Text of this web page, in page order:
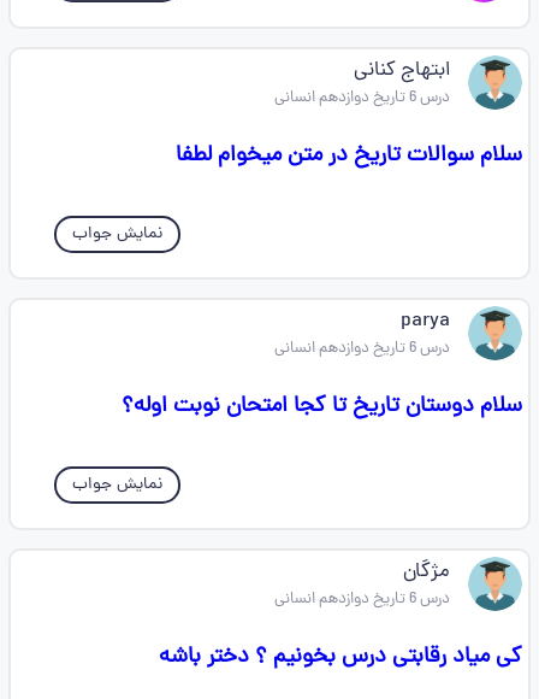
ابتهاج کنانی
درس 6 تاریخ دوازدهم انسانی
سلام سوالات تاریخ در متن میخوام لطفا
نمایش جواب
parya
درس 6 تاریخ دوازدهم انسانی
سلام دوستان تاریخ تا کجا امتحان نوبت اوله؟
نمایش جواب
مژگان
درس 6 تاریخ دوازدهم انسانی
کی میاد رقابتی درس بخونیم ؟ دختر باشه